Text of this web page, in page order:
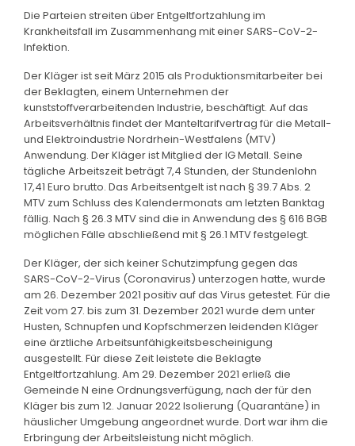
Die Parteien streiten über Entgeltfortzahlung im
Krankheitsfall im Zusammenhang mit einer SARS-CoV-2-
Infektion.
Der Kläger ist seit März 2015 als Produktionsmitarbeiter bei
der Beklagten, einem Unternehmen der
kunststoffverarbeitenden Industrie, beschäftigt. Auf das
Arbeitsverhältnis findet der Manteltarifvertrag für die Metall-
und Elektroindustrie Nordrhein-Westfalens (MTV)
Anwendung. Der Kläger ist Mitglied der IG Metall. Seine
tägliche Arbeitszeit beträgt 7,4 Stunden, der Stundenlohn
17,41 Euro brutto. Das Arbeitsentgelt ist nach § 39.7 Abs. 2
MTV zum Schluss des Kalendermonats am letzten Banktag
fällig. Nach § 26.3 MTV sind die in Anwendung des § 616 BGB
möglichen Fälle abschließend mit § 26.1 MTV festgelegt.
Der Kläger, der sich keiner Schutzimpfung gegen das
SARS-CoV-2-Virus (Coronavirus) unterzogen hatte, wurde
am 26. Dezember 2021 positiv auf das Virus getestet. Für die
Zeit vom 27. bis zum 31. Dezember 2021 wurde dem unter
Husten, Schnupfen und Kopfschmerzen leidenden Kläger
eine ärztliche Arbeitsunfähigkeitsbescheinigung
ausgestellt. Für diese Zeit leistete die Beklagte
Entgeltfortzahlung. Am 29. Dezember 2021 erließ die
Gemeinde N eine Ordnungsverfügung, nach der für den
Kläger bis zum 12. Januar 2022 Isolierung (Quarantäne) in
häuslicher Umgebung angeordnet wurde. Dort war ihm die
Erbringung der Arbeitsleistung nicht möglich.